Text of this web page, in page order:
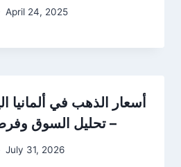
April 24, 2025
– تحليل السوق
July 31, 2026